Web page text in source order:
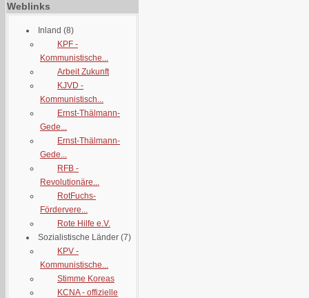
Weblinks
Inland (8)
KPF -
Kommunistische...
Arbeit Zukunft
KJVD -
Kommunistisch...
Ernst-Thälmann-
Gede...
Ernst-Thälmann-
Gede...
RFB -
Revolutionäre...
RotFuchs-
Fördervere...
Rote Hilfe e.V.
Sozialistische Länder (7)
KPV -
Kommunistische...
Stimme Koreas
KCNA - offizielle